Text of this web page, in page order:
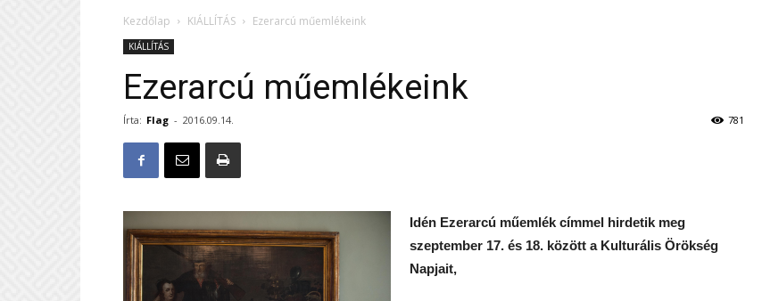
Kezdőlap KIÁLLÍTÁS Ezerarcú műemlékeink
KIÁLLÍTÁS
Ezerarcú műemlékeink
Írta: Flag - 2016.09.14. 781
Idén Ezerarcú műemlék címmel hirdetik meg
szeptember 17. és 18. között a Kulturális Örökség
Napjait,